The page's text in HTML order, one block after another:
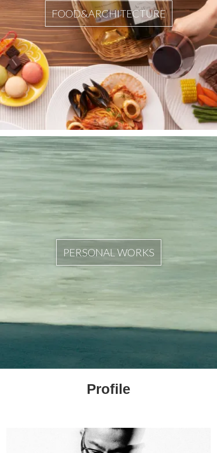
FOOD&ARCHITECTURE
PERSONAL WORKS
Profile